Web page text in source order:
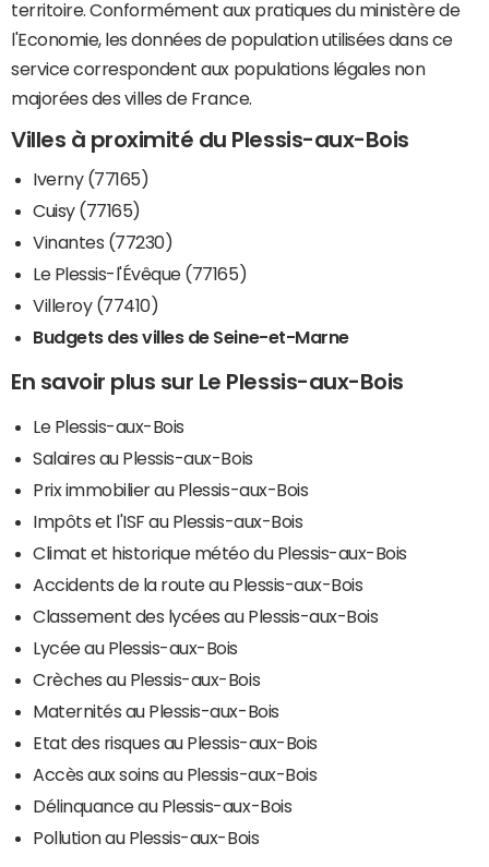
territoire. Conformément aux pratiques du ministère de
l'Economie, les données de population utilisées dans ce
service correspondent aux populations légales non
majorées des villes de France.
Villes à proximité du Plessis-aux-Bois
Iverny (77165)
Cuisy (77165)
Vinantes (77230)
Le Plessis-l'Évêque (77165)
Villeroy (77410)
Budgets des villes de Seine-et-Marne
En savoir plus sur Le Plessis-aux-Bois
Le Plessis-aux-Bois
Salaires au Plessis-aux-Bois
Prix immobilier au Plessis-aux-Bois
Impôts et l'ISF au Plessis-aux-Bois
Climat et historique météo du Plessis-aux-Bois
Accidents de la route au Plessis-aux-Bois
Classement des lycées au Plessis-aux-Bois
Lycée au Plessis-aux-Bois
Crèches au Plessis-aux-Bois
Maternités au Plessis-aux-Bois
Etat des risques au Plessis-aux-Bois
Accès aux soins au Plessis-aux-Bois
Délinquance au Plessis-aux-Bois
Pollution au Plessis-aux-Bois